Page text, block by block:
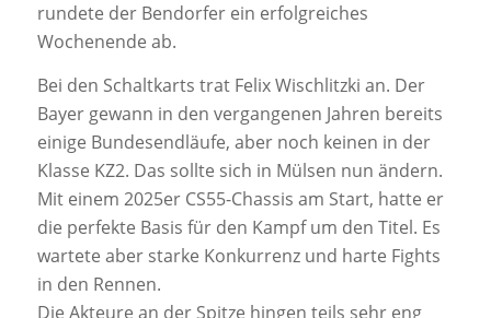
rundete der Bendorfer ein erfolgreiches
Wochenende ab.
Bei den Schaltkarts trat Felix Wischlitzki an. Der
Bayer gewann in den vergangenen Jahren bereits
einige Bundesendläufe, aber noch keinen in der
Klasse KZ2. Das sollte sich in Mülsen nun ändern.
Mit einem 2025er CS55-Chassis am Start, hatte er
die perfekte Basis für den Kampf um den Titel. Es
wartete aber starke Konkurrenz und harte Fights
in den Rennen.
Die Akteure an der Spitze hingen teils sehr eng